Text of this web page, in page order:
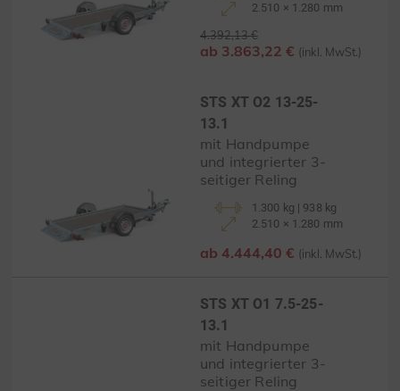
2.510 × 1.280 mm
4.392,13 €
ab 3.863,22 € (inkl. MwSt.)
STS XT O2 13-25-
13.1
mit Handpumpe
und integrierter 3-
seitiger Reling
1.300 kg | 938 kg
2.510 × 1.280 mm
ab 4.444,40 € (inkl. MwSt.)
STS XT O1 7.5-25-
13.1
mit Handpumpe
und integrierter 3-
seitiger Reling